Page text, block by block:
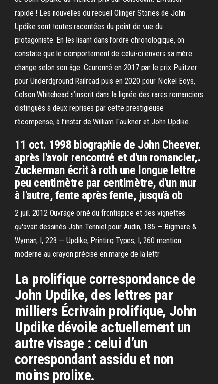
rapide ! Les nouvelles du recueil Olinger Stories de John
Updike sont toutes racontées du point de vue du
protagoniste. En les lisant dans l’ordre chronologique, on
constate que le comportement de celui-ci envers sa mère
change selon son âge. Couronné en 2017 par le prix Pulitzer
pour Underdground Railroad puis en 2020 pour Nickel Boys,
Colson Whitehead s’inscrit dans la lignée des rares romanciers
distingués à deux reprises par cette prestigieuse
récompense, à l’instar de William Faulkner et John Updike.
11 oct. 1998 biographie de John Cheever.
après l'avoir rencontré et d'un romancier,.
Zuckerman écrit à roth une longue lettre
peu centimètre par centimètre, d'un mur
à l'autre, fente après fente, jusqu'à ob
2 juil. 2012 Ouvrage orné du frontispice et des vignettes
qu'avait dessinés John Tenniel pour Audin, 185 — Bigmore &
Wyman, I, 228 — Updike, Printing Types, I, 260 mention
moderne au crayon précise en marge de la lettr
La prolifique correspondance de
John Updike, des lettres par
milliers Écrivain prolifique, John
Updike dévoile actuellement un
autre visage : celui d’un
correspondant assidu et non
moins prolixe.